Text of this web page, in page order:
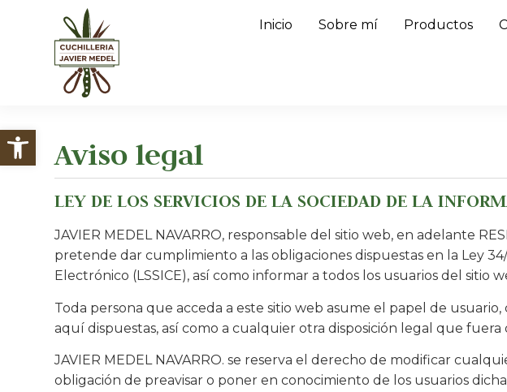
Abrir barra de herramientas
Inicio Sobre mí Productos
Aviso legal
LEY DE LOS SERVICIOS DE LA SOCIEDAD DE LA
JAVIER MEDEL NAVARRO, responsable del sitio web, en adelante
pretende dar cumplimiento a las obligaciones dispuestas en la Ley
Electrónico (LSSICE), así como informar a todos los usuarios del sitio
Toda persona que acceda a este sitio web asume el papel de
aquí dispuestas, así como a cualquier otra disposición legal que fuera
JAVIER MEDEL NAVARRO. se reserva el derecho de modificar
obligación de preavisar o poner en conocimiento de los usuarios